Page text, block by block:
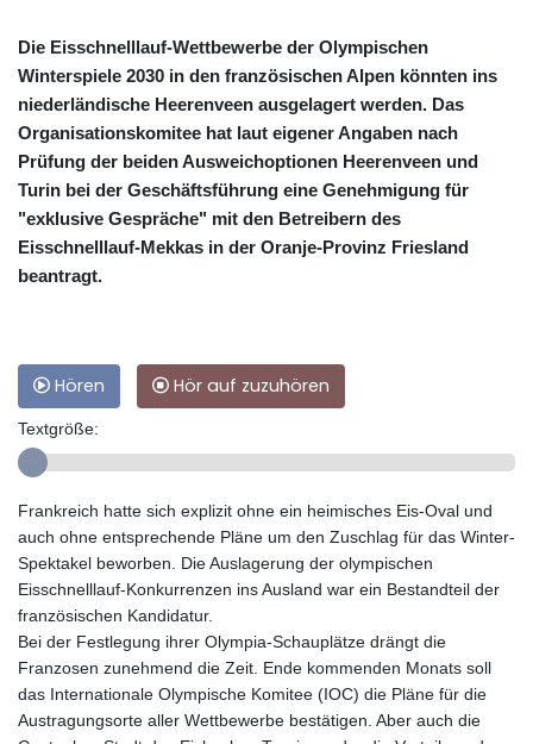
Die Eisschnelllauf-Wettbewerbe der Olympischen
Winterspiele 2030 in den französischen Alpen könnten ins
niederländische Heerenveen ausgelagert werden. Das
Organisationskomitee hat laut eigener Angaben nach
Prüfung der beiden Ausweichoptionen Heerenveen und
Turin bei der Geschäftsführung eine Genehmigung für
"exklusive Gespräche" mit den Betreibern des
Eisschnelllauf-Mekkas in der Oranje-Provinz Friesland
beantragt.
Hören Hör auf zuzuhören
Textgröße:
Frankreich hatte sich explizit ohne ein heimisches Eis-Oval und
auch ohne entsprechende Pläne um den Zuschlag für das Winter-
Spektakel beworben. Die Auslagerung der olympischen
Eisschnelllauf-Konkurrenzen ins Ausland war ein Bestandteil der
französischen Kandidatur.
Bei der Festlegung ihrer Olympia-Schauplätze drängt die
Franzosen zunehmend die Zeit. Ende kommenden Monats soll
das Internationale Olympische Komitee (IOC) die Pläne für die
Austragungsorte aller Wettbewerbe bestätigen. Aber auch die